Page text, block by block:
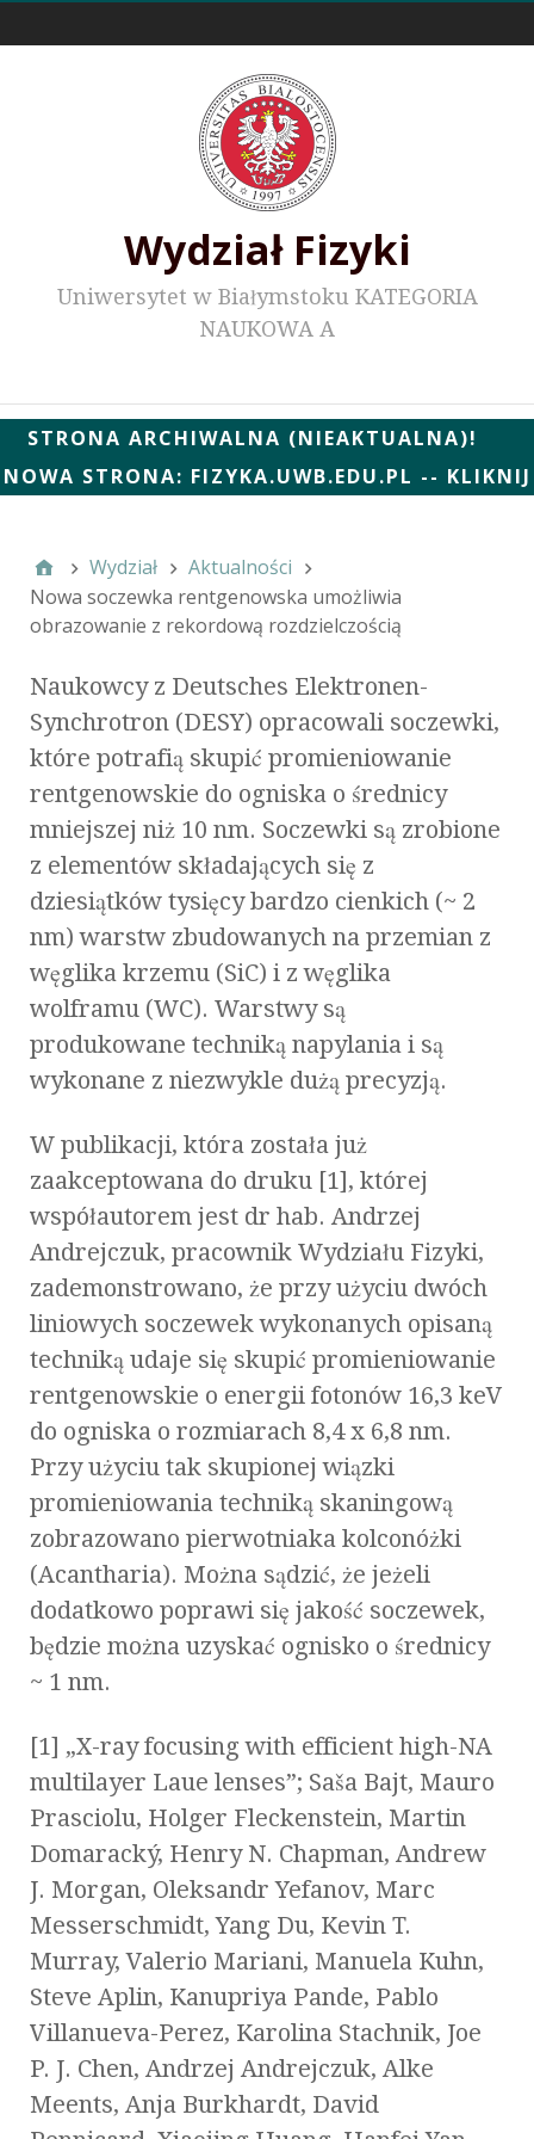
Wydział Fizyki
Uniwersytet w Białymstoku KATEGORIA
NAUKOWA A
STRONA ARCHIWALNA (NIEAKTUALNA)!
NOWA STRONA: FIZYKA.UWB.EDU.PL -- KLIKNIJ
Wydział
Aktualności
Nowa soczewka rentgenowska umożliwia
obrazowanie z rekordową rozdzielczością
Naukowcy z Deutsches Elektronen-
Synchrotron (DESY) opracowali soczewki,
które potrafią skupić promieniowanie
rentgenowskie do ogniska o średnicy
mniejszej niż 10 nm. Soczewki są zrobione
z elementów składających się z
dziesiątków tysięcy bardzo cienkich (~ 2
nm) warstw zbudowanych na przemian z
węglika krzemu (SiC) i z węglika
wolframu (WC). Warstwy są
produkowane techniką napylania i są
wykonane z niezwykle dużą precyzją.
W publikacji, która została już
zaakceptowana do druku [1], której
współautorem jest dr hab. Andrzej
Andrejczuk, pracownik Wydziału Fizyki,
zademonstrowano, że przy użyciu dwóch
liniowych soczewek wykonanych opisaną
techniką udaje się skupić promieniowanie
rentgenowskie o energii fotonów 16,3 keV
do ogniska o rozmiarach 8,4 x 6,8 nm.
Przy użyciu tak skupionej wiązki
promieniowania techniką skaningową
zobrazowano pierwotniaka kolconóżki
(Acantharia). Można sądzić, że jeżeli
dodatkowo poprawi się jakość soczewek,
będzie można uzyskać ognisko o średnicy
~ 1 nm.
[1] „X-ray focusing with efficient high-NA
multilayer Laue lenses”; Saša Bajt, Mauro
Prasciolu, Holger Fleckenstein, Martin
Domaracký, Henry N. Chapman, Andrew
J. Morgan, Oleksandr Yefanov, Marc
Messerschmidt, Yang Du, Kevin T.
Murray, Valerio Mariani, Manuela Kuhn,
Steve Aplin, Kanupriya Pande, Pablo
Villanueva-Perez, Karolina Stachnik, Joe
P. J. Chen, Andrzej Andrejczuk, Alke
Meents, Anja Burkhardt, David